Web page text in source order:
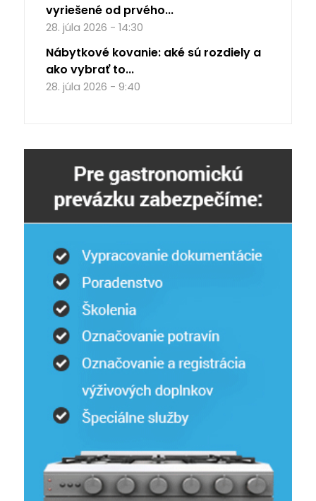
vyriešené od prvého...
28. júla 2026 - 14:30
Nábytkové kovanie: aké sú rozdiely a
ako vybrať to...
28. júla 2026 - 9:40